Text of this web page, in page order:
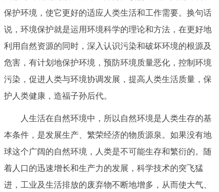
保护环境，使它更好的适应人类生活和工作需要。换句话
说，环境保护就是运用环境科学的理论和方法，在更好地
利用自然资源的同时，深入认识污染和破坏环境的根源及
危害，有计划地保护环境，预防环境质量恶化，控制环境
污染，促进人类与环境协调发展，提高人类生活质量，保
护人类健康，造福子孙后代。
人生活在自然环境中，所以自然环境是人类生存的基
本条件，是发展生产、繁荣经济的物质源泉。如果没有地
球这个广阔的自然环境，人类是不可能生存和繁衍的。随
着人口的迅速增长和生产力的发展，科学技术的突飞猛
进，工业及生活排放的废弃物不断地增多，从而使大气、